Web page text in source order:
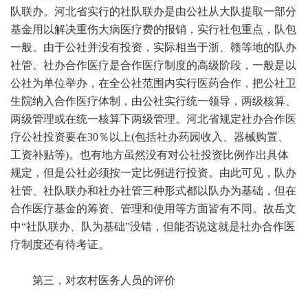
队联办。河北省实行的社队联办是由公社从大队提取一部分
基金用以解决重伤大病医疗费的报销，实行社包重点，队包
一般。由于公社并没有投资，实际相当于浙、赣等地的队办
社管。社办合作医疗是合作医疗制度的高级阶段，一般是以
公社为单位举办，在全公社范围内实行医药合作，把公社卫
生院纳入合作医疗体制，由公社实行统一领导，两级核算、
两级管理或在统一核算下两级管理。河北省规定社办合作医
疗公社投资要在30％以上(包括社办药园收入、器械购置、
工资补贴等)。也有地方虽然没有对公社投资比例作出具体
规定，但是公社必须按一定比例进行投资。由此可见，队办
社管、社队联办和社办社管三种形式都以队办为基础，但在
合作医疗基金的筹资、管理和使用等方面皆有不同。故岳文
中“社队联办、队为基础”没错，但能否说这就是社办合作医
疗制度还有待考证。
第三，对农村医务人员的评价